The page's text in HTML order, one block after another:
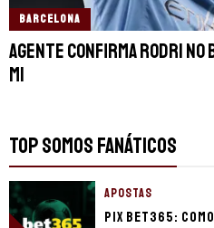
BARCELONA
Agente confirma Rodri no
mi
TOP SOMOS FANÁTICOS
APOSTAS
Pix bet365: